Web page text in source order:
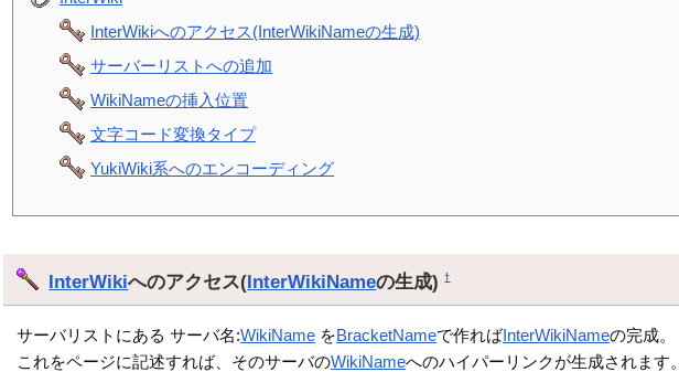
InterWikiへのアクセス(InterWikiNameの生成)
サーバーリストへの追加
WikiNameの挿入位置
文字コード変換タイプ
YukiWiki系へのエンコーディング
InterWikiへのアクセス(InterWikiNameの生成)†
サーバリストにある サーバ名:WikiName をBracketNameで作ればInterWikiNameの完成。
これをページに記述すれば、そのサーバのWikiNameへのハイパーリンクが生成されます。